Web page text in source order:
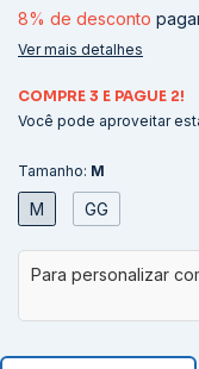
8% de desconto
Ver mais detalhes
COMPRE 3 E PAGUE 2!
Você pode aproveitar
Tamanho: M
M GG